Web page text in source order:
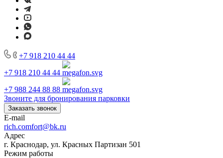
+7 918 210 44 44
+7 918 210 44 44
+7 988 244 88 88
Звоните для бронирования парковки
Заказать звонок
E-mail
rich.comfort@bk.ru
Адрес
г. Краснодар, ул. Красных Партизан 501
Режим работы